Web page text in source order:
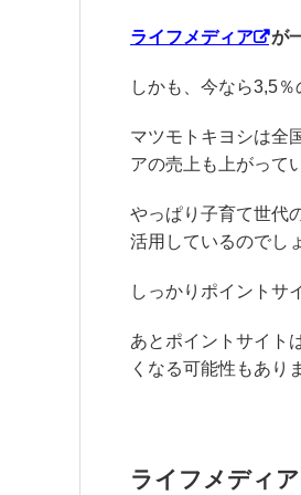
ライフメディア が
しかも、今なら3,5％
マツモトキヨシは全
アの売上も上がって
やっぱり子育て世代
活用しているのでし
しっかりポイントサ
あとポイントサイト
くなる可能性もあり
ライフメディ